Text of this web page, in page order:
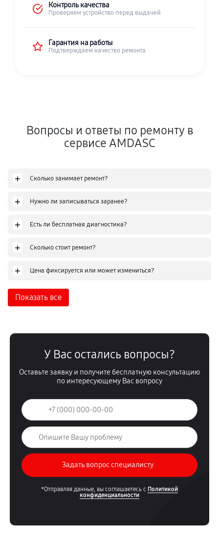
Контроль качества
Проверяем устройство перед выдачей
Гарантия на работы
Подтверждаем качество ремонта
Вопросы и ответы по ремонту в
сервисе AMDASC
+ Сколько занимает ремонт?
+ Нужно ли записываться заранее?
+ Есть ли бесплатная диагностика?
+ Сколько стоит ремонт?
+ Цена фиксируется или может измениться?
Показать все
У Вас остались вопросы?
Оставьте заявку и получите бесплатную консультацию
по интересующему Вас вопросу
*Отправляя данные, вы соглашаетесь с Политикой
конфиденциальности